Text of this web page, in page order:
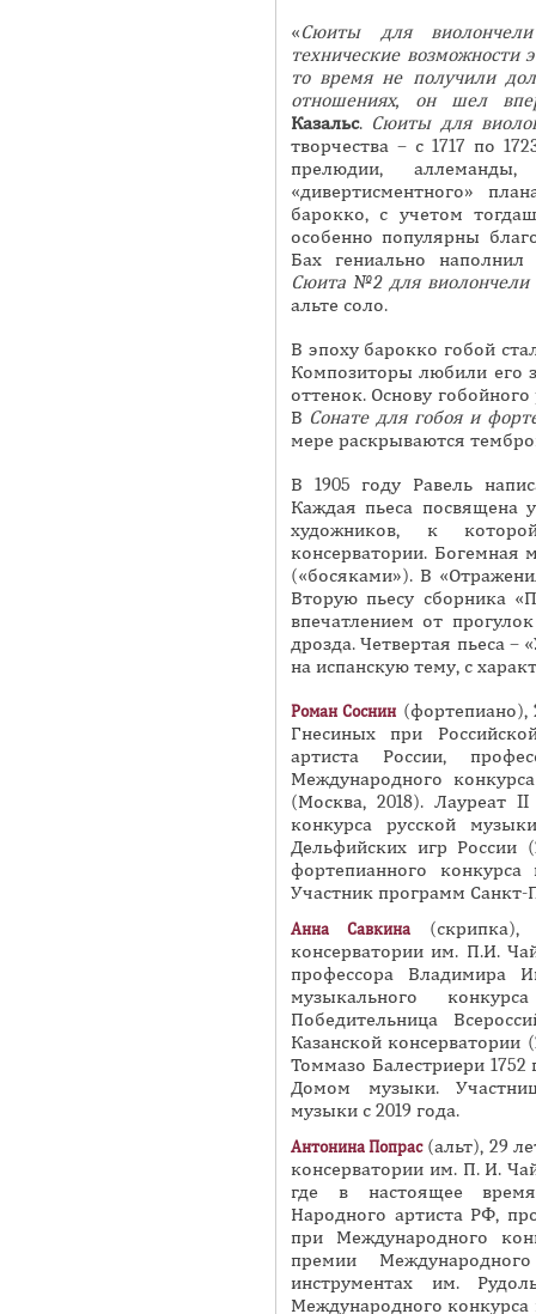
«Сюиты для виолончели
технические возможности
то время не получили
отношениях, он шел
Казальс. Сюиты для
творчества – с 1717 по
прелюдии,
«дивертисментного»
барокко, с учетом
особенно популярны
Бах гениально
Сюита №2 для виолончели
альте соло.
В эпоху барокко гобой
Композиторы любили его
оттенок. Основу
В Сонате для гобоя и
мере раскрываются
В 1905 году Равель
Каждая пьеса посвящена
художников, к
консерватории. Богемная
(«босяками»). В
Вторую пьесу сборника
впечатлением от
дрозда. Четвертая пьеса –
на испанскую тему, с
Роман Соснин (фортепиано),
Гнесиных при
артиста России,
Международного
(Москва, 2018). Лауреат
конкурса русской
Дельфийских игр России
фортепианного
Участник программ Санкт-
Анна Савкина (скрипка),
консерватории им. П.И.
профессора Владимира
музыкального
Победительница
Казанской консерватории
Томмазо Балестриери 1752
Домом музыки.
музыки с 2019 года.
АнтонинаПопрас(альт), 29
консерватории им. П. И.
где в настоящее время
Народного артиста РФ,
при Международного
премии
инструментах им.
Международного конкурса